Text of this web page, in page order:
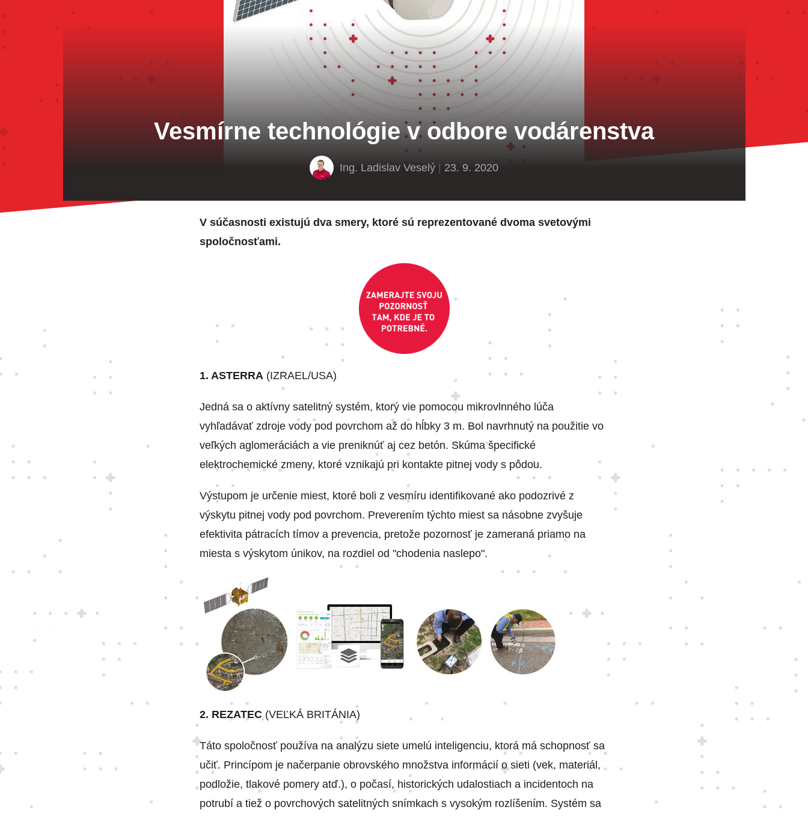
Vesmírne technológie v odbore vodárenstva
Ing. Ladislav Veselý 23. 9. 2020
V súčasnosti existujú dva smery, ktoré sú reprezentované dvoma svetovými
spoločnosťami.
1. ASTERRA (IZRAEL/USA)
Jedná sa o aktívny satelitný systém, ktorý vie pomocou mikrovlnného lúča
vyhľadávať zdroje vody pod povrchom až do hĺbky 3 m. Bol navrhnutý na použitie vo
veľkých aglomeráciách a vie preniknúť aj cez betón. Skúma špecifické
elektrochemické zmeny, ktoré vznikajú pri kontakte pitnej vody s pôdou.
Výstupom je určenie miest, ktoré boli z vesmíru identifikované ako podozrivé z
výskytu pitnej vody pod povrchom. Preverením týchto miest sa násobne zvyšuje
efektivita pátracích tímov a prevencia, pretože pozornosť je zameraná priamo na
miesta s výskytom únikov, na rozdiel od "chodenia naslepo".
2. REZATEC (VEĽKÁ BRITÁNIA)
Táto spoločnosť používa na analýzu siete umelú inteligenciu, ktorá má schopnosť sa
učiť. Princípom je načerpanie obrovského množstva informácií o sieti (vek, materiál,
podložie, tlakové pomery atď.), o počasí, historických udalostiach a incidentoch na
potrubí a tiež o povrchových satelitných snímkach s vysokým rozlíšením. Systém sa